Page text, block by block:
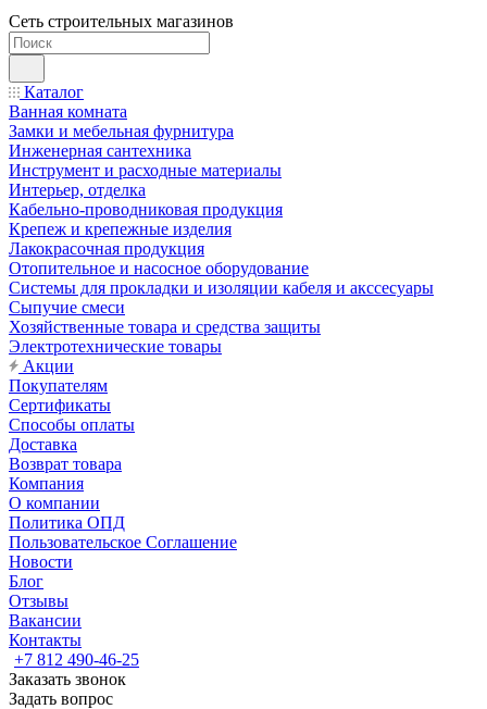
Сеть строительных магазинов
Каталог
Ванная комната
Замки и мебельная фурнитура
Инженерная сантехника
Инструмент и расходные материалы
Интерьер, отделка
Кабельно-проводниковая продукция
Крепеж и крепежные изделия
Лакокрасочная продукция
Отопительное и насосное оборудование
Системы для прокладки и изоляции кабеля и акссесуары
Сыпучие смеси
Хозяйственные товара и средства защиты
Электротехнические товары
Акции
Покупателям
Сертификаты
Способы оплаты
Доставка
Возврат товара
Компания
О компании
Политика ОПД
Пользовательское Соглашение
Новости
Блог
Отзывы
Вакансии
Контакты
+7 812 490-46-25
Заказать звонок
Задать вопрос